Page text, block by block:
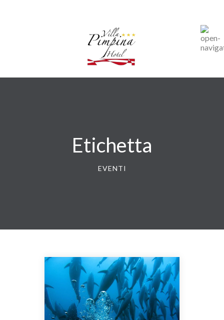
Etichetta
EVENTI